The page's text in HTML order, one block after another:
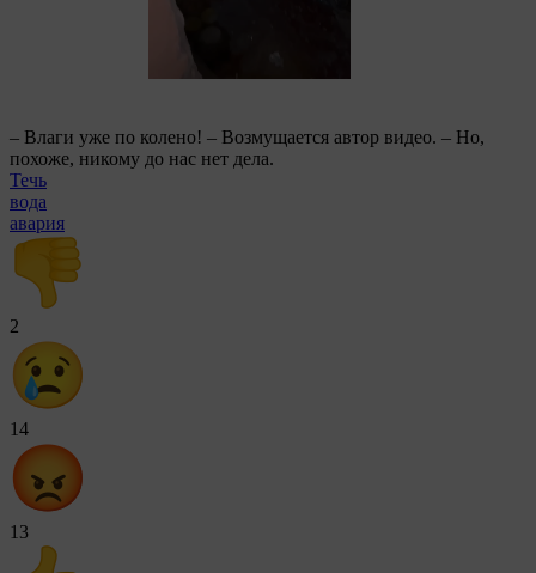
– Влаги уже по колено! – Возмущается автор видео. – Но,
похоже, никому до нас нет дела.
Течь
вода
авария
2
14
13